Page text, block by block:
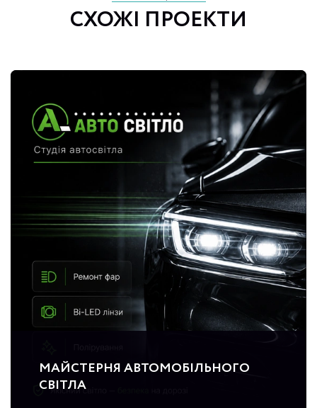
СХОЖІ ПРОЕКТИ
МАЙСТЕРНЯ АВТОМОБІЛЬНОГО
СВІТЛА